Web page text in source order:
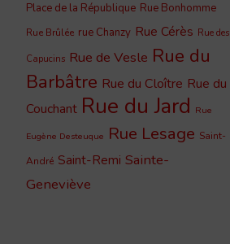
Place de la République Rue Bonhomme
Rue Brûlée rue Chanzy Rue Cérès Rue des
Capucins Rue de Vesle Rue du
Barbâtre Rue du Cloître Rue du
Couchant Rue du Jard Rue
Eugène Desteuque Rue Lesage Saint-
André Saint-Remi Sainte-
Geneviève